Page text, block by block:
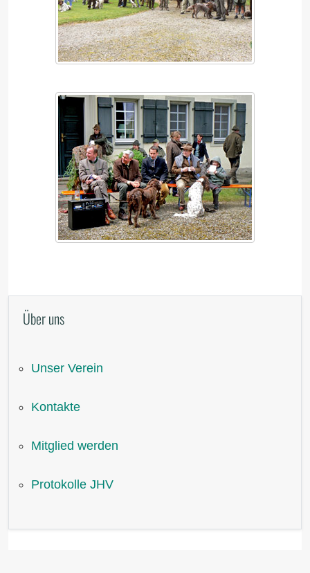
Über uns
Unser Verein
Kontakte
Mitglied werden
Protokolle JHV